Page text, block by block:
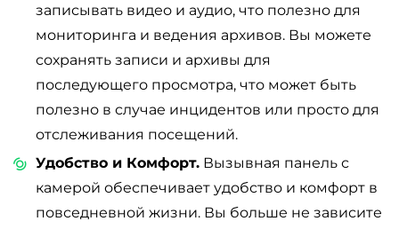
записывать видео и аудио, что полезно для
мониторинга и ведения архивов. Вы можете
сохранять записи и архивы для
последующего просмотра, что может быть
полезно в случае инцидентов или просто для
отслеживания посещений.
Удобство и Комфорт. Вызывная панель с
камерой обеспечивает удобство и комфорт в
повседневной жизни. Вы больше не зависите